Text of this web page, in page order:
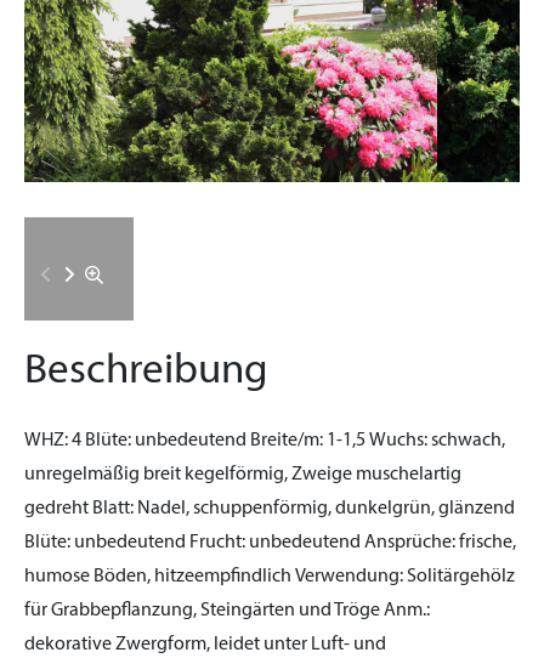
Beschreibung
WHZ:4 Blüte: unbedeutend Breite/m: 1-1,5Wuchs:schwach,
unregelmäßig breit kegelförmig, Zweige muschelartig
gedreht Blatt: Nadel, schuppenförmig, dunkelgrün, glänzend
Blüte: unbedeutend Frucht: unbedeutend Ansprüche:frische,
humose Böden, hitzeempfindlich Verwendung:Solitärgehölz
für Grabbepflanzung, Steingärten und TrögeAnm.:
dekorative Zwergform, leidet unter Luft- und